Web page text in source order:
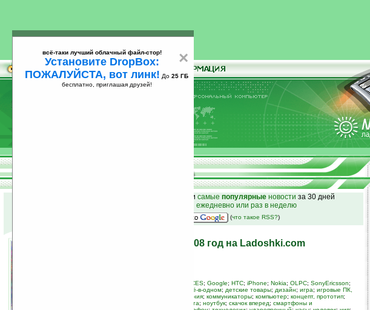
25
и самые популярные новости за 30 дней
на email ежедневно или раз в неделю
(что такое RSS?)
Лучшие новости за 2008 год на Ladoshki.com
CES; Google; HTC; iPhone; Nokia; OLPC; SonyEricsson;
всё-в-одном; детские товары; дизайн; игра; игровые ПК,
источники питания; коммуникаторы; компьютер; концепт, прототип;
новости сайта; ноутбук; скачок вперед; смартфоны и
×
всё-таки лучший облачный файл-стор!
Установите DropBox:
ПОЖАЛУЙСТА, вот линк! До 25 ГБ
бесплатно, приглашая друзей!